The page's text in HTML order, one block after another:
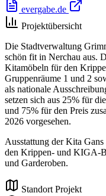
evergabe.de
Projektübersicht
Die Stadtverwaltung
schön fit in Nerchau aus.
Kitamöbeln für den
Gruppenräume 1 und 2
als nationale
setzen sich aus 25% für
und 75% für den Preis
2026 vorgesehen.
Ausstattung der Kita
den Krippen- und KIGA-
und Garderoben.
Standort Projekt